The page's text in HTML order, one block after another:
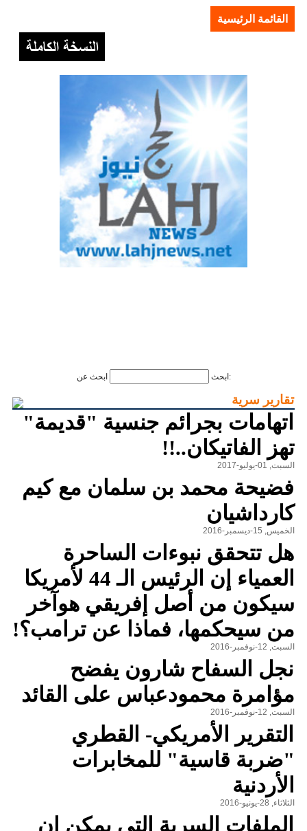
القائمة الرئيسية
ابحث ابحث عن:
تقارير سرية
اتهامات بجرائم جنسية "قديمة"
تهز الفاتيكان..!!
السبت, 01-يوليو-2017
فضيحة محمد بن سلمان مع كيم
كارداشيان
الخميس, 15-ديسمبر-2016
هل تتحقق نبوءات الساحرة
العمياء إن الرئيس الـ 44 لأمريكا
سيكون من أصل إفريقي هوآخر
من سيحكمها، فماذا عن ترامب؟!
السبت, 12-نوفمبر-2016
نجل السفاح شارون يفضح
مؤامرة محمودعباس على القائد
السبت, 12-نوفمبر-2016
التقرير الأمريكي- القطري
"ضربة قاسية" للمخابرات
الأردنية
الثلاثاء, 28-يونيو-2016
الملفات السرية التى يمكن ان